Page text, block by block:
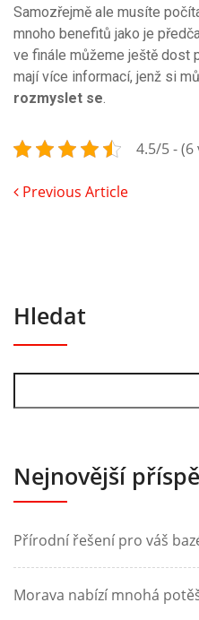
Samozřejmě ale musíte
mnoho benefitů jako je
ve finále můžeme ještě dost
mají více informací, jenž si
rozmyslet se
4.5/5 - (6
Previous Article
Hledat
Nejnovější
Přírodní řešení pro váš
Morava nabízí mnohá